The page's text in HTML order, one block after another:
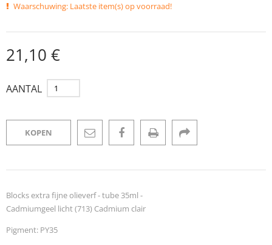
Waarschuwing: Laatste item(s) op voorraad!
21,10 €
AANTAL
KOPEN
Blocks extra fijne olieverf - tube 35ml -
Cadmiumgeel licht (713) Cadmium clair
Pigment: PY35